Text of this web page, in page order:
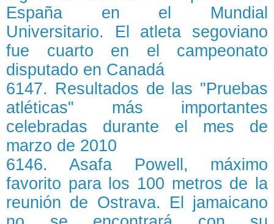
España en el Mundial
Universitario. El atleta segoviano
fue cuarto en el campeonato
disputado en Canadá
6147. Resultados de las "Pruebas
atléticas" más importantes
celebradas durante el mes de
marzo de 2010
6146. Asafa Powell, máximo
favorito para los 100 metros de la
reunión de Ostrava. El jamaicano